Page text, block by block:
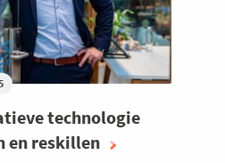
technologie
en reskillen